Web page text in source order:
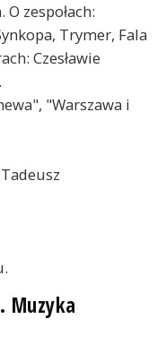
zespołach:
Trymer, Fala
Czesławie
"Warszawa i
Muzyka